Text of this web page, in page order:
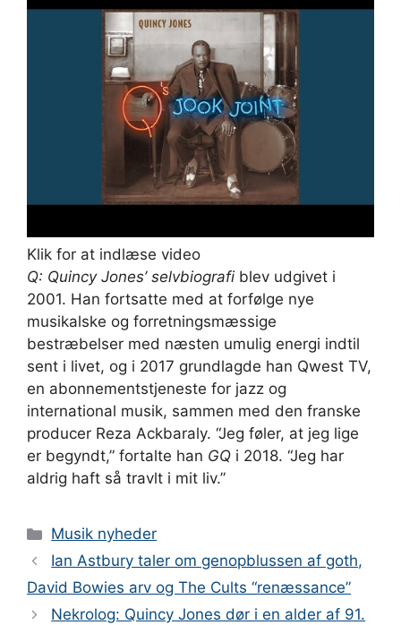
Klik for at indlæse video
Q: Quincy Jones’ selvbiografi blev udgivet i
2001. Han fortsatte med at forfølge nye
musikalske og forretningsmæssige
bestræbelser med næsten umulig energi indtil
sent i livet, og i 2017 grundlagde han Qwest TV,
en abonnementstjeneste for jazz og
international musik, sammen med den franske
producer Reza Ackbaraly. “Jeg føler, at jeg lige
er begyndt,” fortalte han GQ i 2018. “Jeg har
aldrig haft så travlt i mit liv.”
Kategorier
Musik nyheder
Ian Astbury taler om genopblussen af ​​goth,
David Bowies arv og The Cults “renæssance”
Nekrolog: Quincy Jones dør i en alder af 91.